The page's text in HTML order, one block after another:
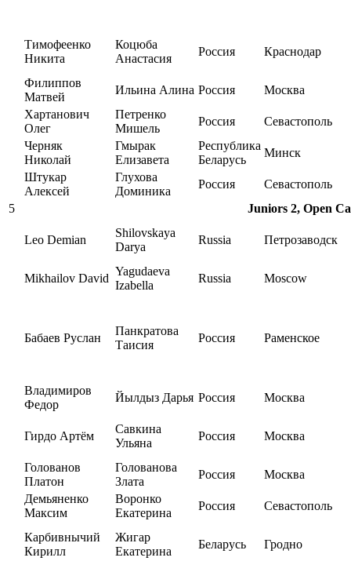
Тимофеенко
Никита
Коцюба
Анастасия
Россия Краснодар
Филиппов
Матвей
Ильина Алина Россия
Москва
Хартанович
Олег
Петренко
Мишель
Россия
Севастополь
Черняк
Николай
Гмырак
Елизавета
Республика
Беларусь
Минск
Штукар
Алексей
Глухова
Доминика
Россия
Севастополь
5
Juniors 2, Open
Leo Demian
Shilovskaya
Darya
Russia Петрозаводск
Mikhailov David
Yagudaeva
Izabella
Russia Moscow
Бабаев Руслан
Панкратова
Таисия
Россия Раменское
Владимиров
Федор
Йылдыз Дарья Россия Москва
Гирдо Артём
Савкина
Ульяна
Россия Москва
Голованов
Платон
Голованова
Злата
Россия
Москва
Демьяненко
Максим
Воронко
Екатерина
Россия Севастополь
Карбивнычий
Кирилл
Жигар
Екатерина
Беларусь Гродно